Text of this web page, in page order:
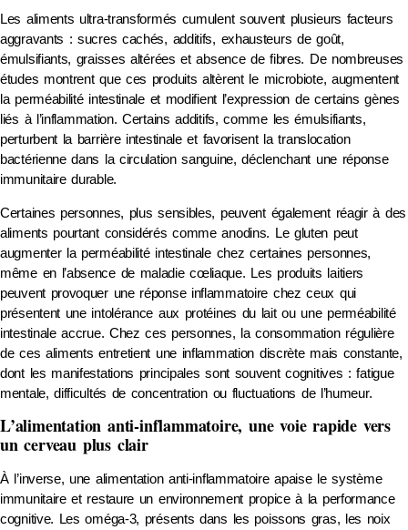
Les aliments ultra-transformés cumulent souvent plusieurs facteurs
aggravants : sucres cachés, additifs, exhausteurs de goût,
émulsifiants, graisses altérées et absence de fibres. De nombreuses
études montrent que ces produits altèrent le microbiote, augmentent
la perméabilité intestinale et modifient l’expression de certains gènes
liés à l’inflammation. Certains additifs, comme les émulsifiants,
perturbent la barrière intestinale et favorisent la translocation
bactérienne dans la circulation sanguine, déclenchant une réponse
immunitaire durable.
Certaines personnes, plus sensibles, peuvent également réagir à des
aliments pourtant considérés comme anodins. Le gluten peut
augmenter la perméabilité intestinale chez certaines personnes,
même en l’absence de maladie cœliaque. Les produits laitiers
peuvent provoquer une réponse inflammatoire chez ceux qui
présentent une intolérance aux protéines du lait ou une perméabilité
intestinale accrue. Chez ces personnes, la consommation régulière
de ces aliments entretient une inflammation discrète mais constante,
dont les manifestations principales sont souvent cognitives : fatigue
mentale, difficultés de concentration ou fluctuations de l’humeur.
L’alimentation anti-inflammatoire, une voie rapide vers
un cerveau plus clair
À l’inverse, une alimentation anti-inflammatoire apaise le système
immunitaire et restaure un environnement propice à la performance
cognitive. Les oméga-3, présents dans les poissons gras, les noix